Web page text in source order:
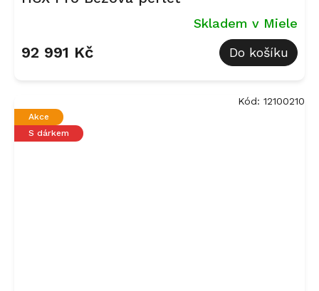
Skladem v Miele
92 991 Kč Do košíku
Akce
S dárkem
Kód: 12100210